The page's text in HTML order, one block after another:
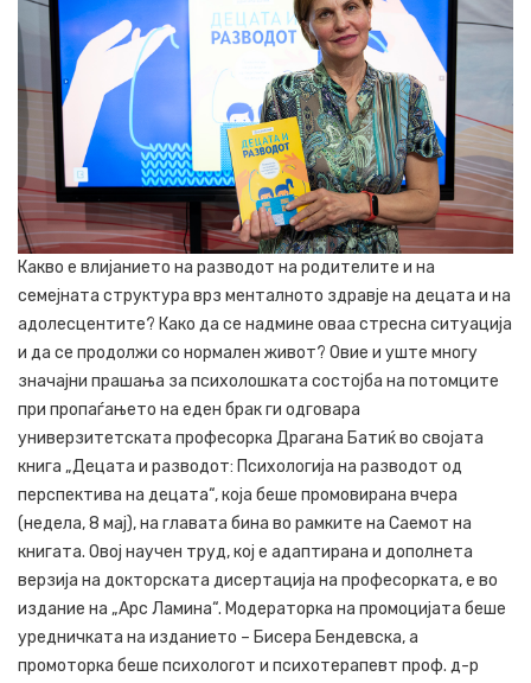
Какво е влијанието на разводот на родителите и на
семејната структура врз менталното здравје на децата и на
адолесцентите? Како да се надмине оваа стресна ситуација
и да се продолжи со нормален живот? Овие и уште многу
значајни прашања за психолошката состојба на потомците
при пропаѓањето на еден брак ги одговара
универзитетската професорка Драгана Батиќ во својата
книга „Децата и разводот: Психологија на разводот од
перспектива на децата“, која беше промовирана вчера
(недела, 8 мај), на главата бина во рамките на Саемот на
книгата. Овој научен труд, кој е адаптирана и дополнета
верзија на докторската дисертација на професорката, е во
издание на „Арс Ламина“. Модераторка на промоцијата беше
уредничката на изданието – Бисера Бендевска, а
промоторка беше психологот и психотерапевт проф. д-р